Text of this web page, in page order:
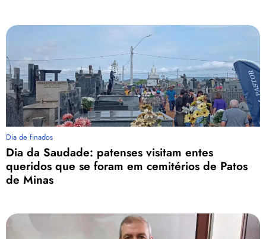
Dia de finados
Dia da Saudade: patenses visitam entes
queridos que se foram em cemitérios de Patos
de Minas